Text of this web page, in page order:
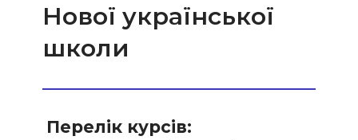
Нової української
школи
Перелік курсів: